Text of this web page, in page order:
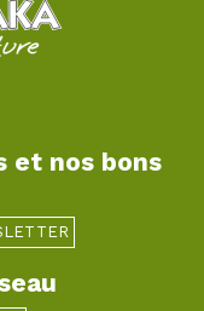
et nos bons